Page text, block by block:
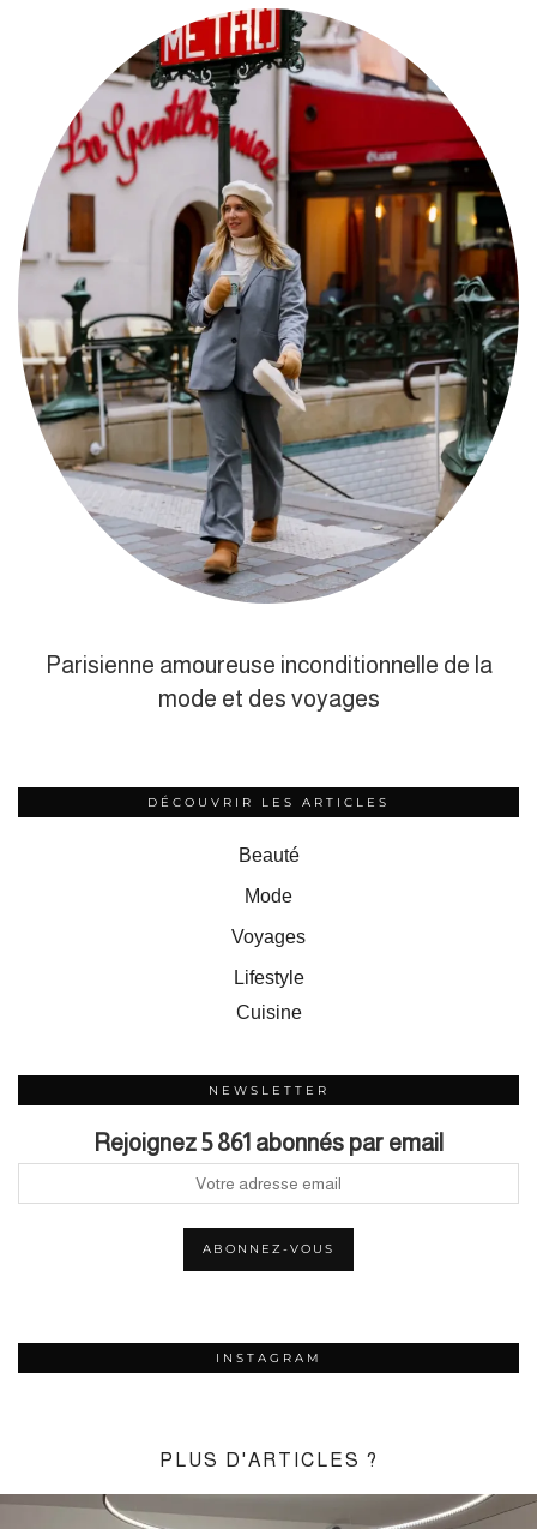
Parisienne amoureuse inconditionnelle de la
mode et des voyages
DÉCOUVRIR LES ARTICLES
Beauté
Mode
Voyages
Lifestyle
Cuisine
NEWSLETTER
Rejoignez 5 861 abonnés par email
INSTAGRAM
PLUS D'ARTICLES ?